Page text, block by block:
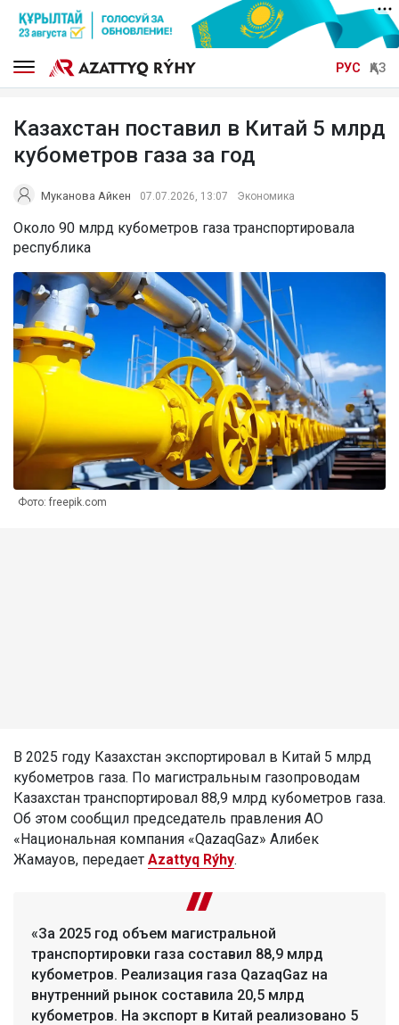
РУС ҚАЗ
Казахстан поставил в Китай 5 млрд
кубометров газа за год
Муканова Айкен 07.07.2026, 13:07 Экономика
Около 90 млрд кубометров газа транспортировала
республика
Фото: freepik.com
В 2025 году Казахстан экспортировал в Китай 5 млрд
кубометров газа. По магистральным газопроводам
Казахстан транспортировал 88,9 млрд кубометров газа.
Об этом сообщил председатель правления АО
«Национальная компания «QazaqGaz» Алибек
Жамауов, передает Azattyq Rýhy.
«За 2025 год объем магистральной
транспортировки газа составил 88,9 млрд
кубометров. Реализация газа QazaqGaz на
внутренний рынок составила 20,5 млрд
кубометров. На экспорт в Китай реализовано 5